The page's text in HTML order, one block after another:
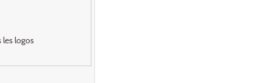
les logos